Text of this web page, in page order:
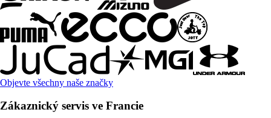
Objevte všechny naše značky
Zákaznický servis ve Francie